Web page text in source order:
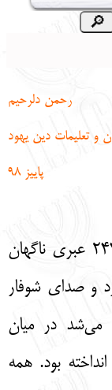
رحمن دلرحیم
و تعلیمات دین یهود
پاییز 98
سپیده‌دم روز ششم ماه سیوان سال 2448 عبری ناگهان
و صدای شوفار
می‌شد در میان
بود. همه